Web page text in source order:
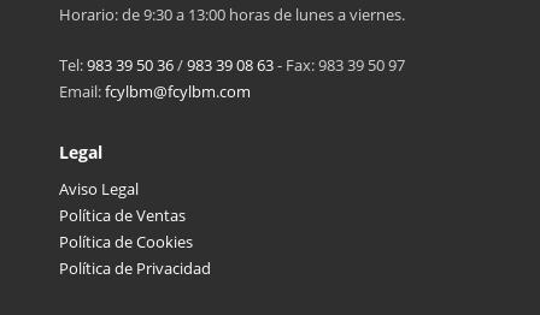
Horario: de 9:30 a 13:00 horas de lunes a viernes.
Tel:983 39 50 36/983 39 08 63- Fax: 983 39 50 97
Email:fcylbm@fcylbm.com
Legal
Aviso Legal
Política de Ventas
Política de Cookies
Política de Privacidad